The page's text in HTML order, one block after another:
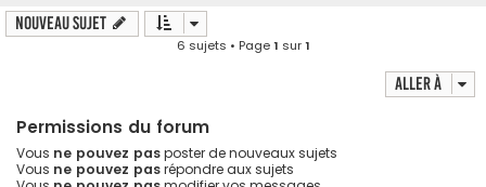
Nouveau sujet
6 sujets • Page1 sur1
Aller à
Permissions du forum
Vous ne pouvez pasposter de nouveaux sujets
Vous ne pouvez pasrépondre aux sujets